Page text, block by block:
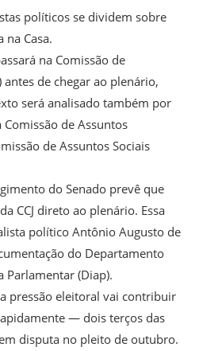
políticos se dividem sobre
Casa.
na Comissão de
antes de chegar ao plenário,
será analisado também por
de Assuntos
de Assuntos Sociais
do Senado prevê que
CCJ direto ao plenário. Essa
político Antônio Augusto de
do Departamento
Parlamentar (Diap).
pressão eleitoral vai contribuir
— dois terços das
disputa no pleito de outubro.